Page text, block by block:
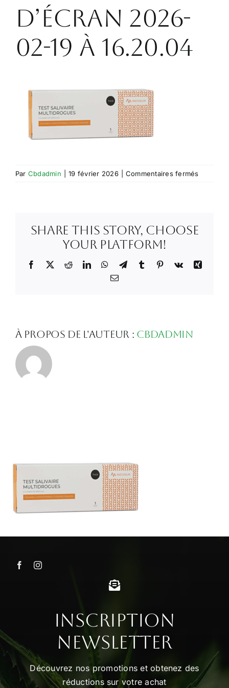
d’écran 2026-
02-19 à 16.20.04
Par Cbdadmin 19 février 2026 Commentaires ferméssur
19
Share This Story, Choose
Your Platform!
Facebook
X RedditLinkedInWhatsApp
TelegramTumblr Pinterest
Vk
Xing
Email
À propos de l'auteur : Cbdadmin
Inscription
Newsletter
Découvrez nos promotions et obtenez des
réductions sur votre achat